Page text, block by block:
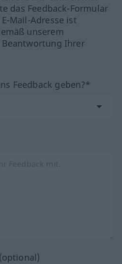
das Feedback-Formular
Mail-Adresse ist
unserem
Ihrer
Feedback geben?*